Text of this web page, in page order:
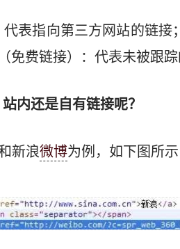
表指向第三方网站的链
免费链接）：代表未被跟踪
内还是自有链接呢？
新浪微博为例，如下图所示